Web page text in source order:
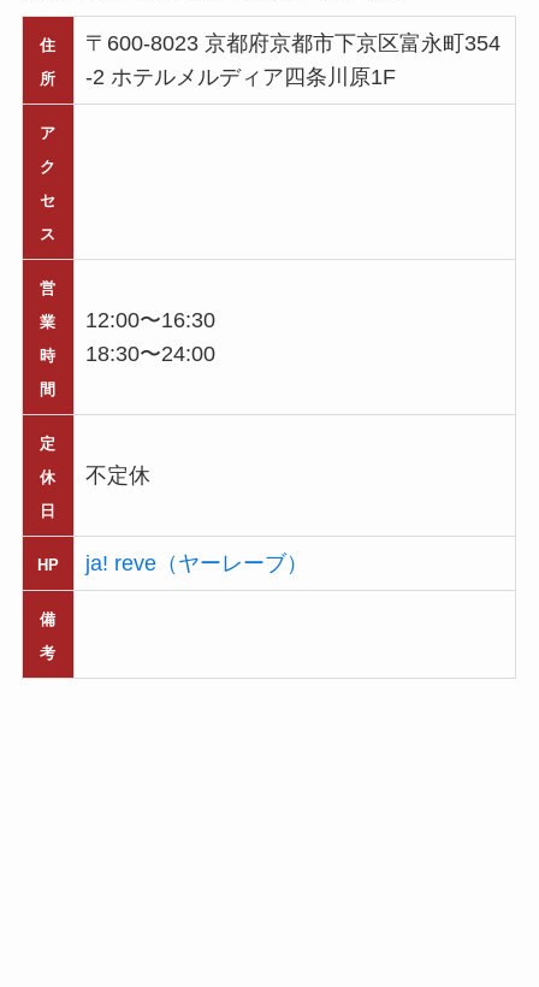
住
所
〒600-8023 京都府京都市下京区富永町354
-2 ホテルメルディア四条川原1F
ア
ク
セ
ス
営
業
時
間
12:00〜16:30
18:30〜24:00
定
休
日
不定休
HP ja! reve（ヤーレーブ）
備
考